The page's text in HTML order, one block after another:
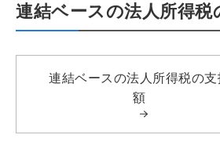
連結ベースの法人所得税
連結ベースの法人所得税の支
額